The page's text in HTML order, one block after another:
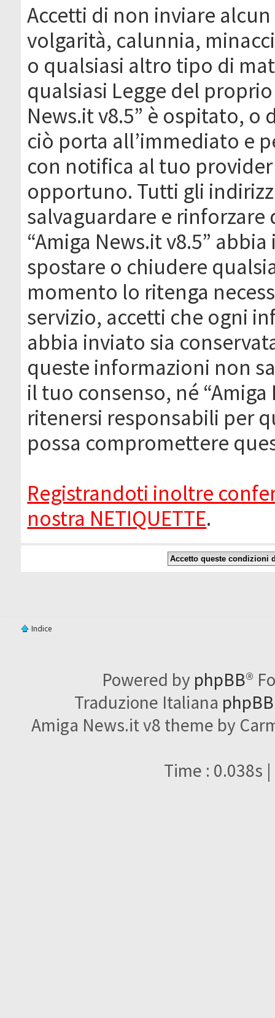
Accetti di non inviare
volgarità, calunnia,
o qualsiasi altro tipo di
qualsiasi Legge del
News.it v8.5” è ospitato, o
ciò porta all’immediato e
con notifica al tuo
opportuno. Tutti gli
salvaguardare e
“Amiga News.it v8.5”
spostare o chiudere
momento lo ritenga
servizio, accetti che ogni
abbia inviato sia
queste informazioni non
il tuo consenso, né
ritenersi responsabili per
possa compromettere
Registrandoti inoltre
nostra NETIQUETTE.
Indice
Powered by phpBB®
Traduzione Italiana
Amiga News.it v8 theme by
Time : 0.038s